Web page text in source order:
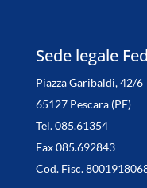
Sede legale
Piazza Garibaldi, 42/6
65127 Pescara (PE)
Tel. 085.61354
Fax 085.692843
Cod. Fisc.